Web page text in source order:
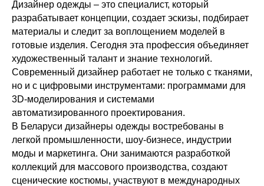
Дизайнер одежды – это специалист, который
разрабатывает концепции, создает эскизы, подбирает
материалы и следит за воплощением моделей в
готовые изделия. Сегодня эта профессия объединяет
художественный талант и знание технологий.
Современный дизайнер работает не только с тканями,
но и с цифровыми инструментами: программами для
3D-моделирования и системами
автоматизированного проектирования.
В Беларуси дизайнеры одежды востребованы в
легкой промышленности, шоу-бизнесе, индустрии
моды и маркетинга. Они занимаются разработкой
коллекций для массового производства, создают
сценические костюмы, участвуют в международных